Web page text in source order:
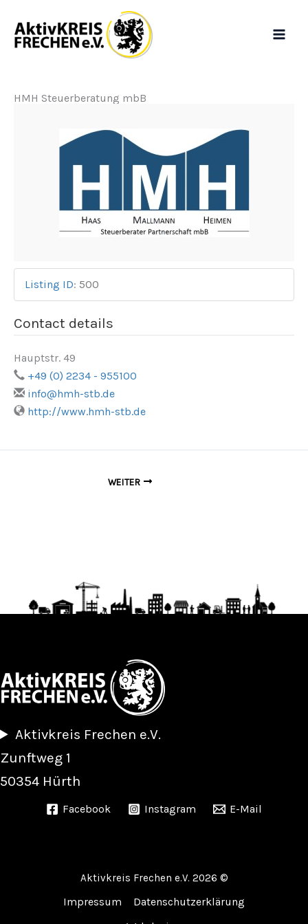
Inhalt
springen
HMH Steuerberatung mbB
Listing ID: 500
Contact details
Hauptstr. 49
+49 (0) 2234 - 955100
info@hmh-stb.de
http://www.hmh-stb.de
WEITER
Aktivkreis Frechen e.V.
Zunftweg 1
50354 Hürth
Facebook Instagram E-Mail
Aktivkreis Frechen e.V. 2026 ©
Impressum
Datenschutzerklärung